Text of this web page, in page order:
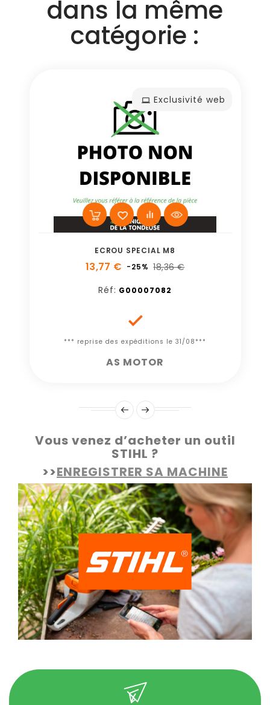
dans la même
catégorie :
Exclusivité web
ECROU SPECIAL M8
13,77 € -25% 18,36 €
Réf: G00007082

*** reprise des expéditions le 31/08***
AS MOTOR
Vous venez d’acheter un outil
STIHL ?
>>ENREGISTRER SA MACHINE